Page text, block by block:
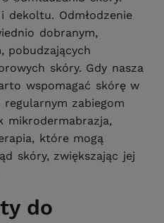
Odmłodzenie
dobranym,
pobudzających
skóry. Gdy nasza
wspomagać skórę w
zabiegom
mikrodermabrazja,
które mogą
skóry, zwiększając jej
do